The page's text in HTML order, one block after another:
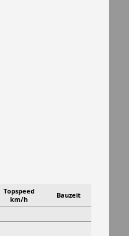
Topspeed
km/h
Bauzeit